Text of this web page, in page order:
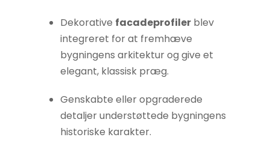
Dekorative facadeprofilerblev
integreret for at fremhæve
bygningens arkitektur og give et
elegant, klassisk præg.
Genskabte eller opgraderede
detaljer understøttede bygningens
historiske karakter.
indhold og